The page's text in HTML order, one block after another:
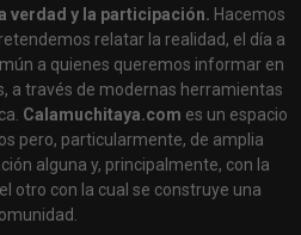
verdad y la participación. Hacemos
relatar la realidad, el día a
a quienes queremos informar en
a través de modernas herramientas
Calamuchitaya.com es un espacio
pero, particularmente, de amplia
alguna y, principalmente, con la
otro con la cual se construye una